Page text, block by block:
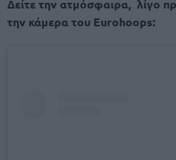
Δείτε την ατμόσφαιρα, λίγο
την κάμερα του Eurohoops: